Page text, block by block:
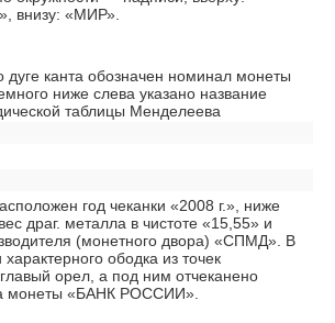
«МИР».
дуге канта обозначен номинал монеты
ниже слева указано название
таблицы Менделеева
год чеканки «2008 г.», ниже
драг. металла в чистоте «15,55» и
(монетного двора) «СПМД». В
ободка из точек
орел, а под ним отчеканено
монеты «БАНК РОССИИ».